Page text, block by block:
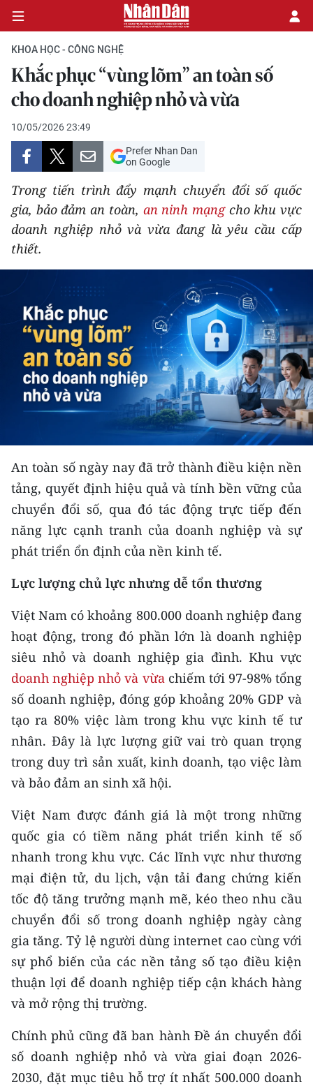
CHÍNH TRỊ
KINH TẾ
VĂN HÓA
XÃ HỘI
PHÁP LUẬT
THẾ GIỚI
THỂ THAO
GIÁO DỤC
Y TẾ
KHOA HỌC - CÔNG NGHỆ
MÔI TRƯỜNG
BẠN ĐỌC
KIỂM CHỨNG THÔNG TIN
CHƯƠNG TRÌNH OCOP - MỖI XÃ
MỘT SẢN PHẨM
RADIO
MEDIA CENTER
E-Magazine
Video
Media Chính trị
Media Kinh tế
Media Văn hóa
Media Xã hội
Media Pháp luật
Media Du lịch
Media Thế giới
Media Thể thao
Media Giáo dục
KHOA HỌC - CÔNG NGHỆ
Khắc phục “vùng lõm” an toàn số
cho doanh nghiệp nhỏ và vừa
10/05/2026 23:49
Prefer Nhan Dan
on Google
Trong tiến trình đẩy mạnh chuyển đổi số quốc
gia, bảo đảm an toàn, an ninh mạngcho khu vực
doanh nghiệp nhỏ và vừa đang là yêu cầu cấp
thiết.
An toàn số ngày nay đã trở thành điều kiện nền
tảng, quyết định hiệu quả và tính bền vững của
chuyển đổi số, qua đó tác động trực tiếp đến
năng lực cạnh tranh của doanh nghiệp và sự
phát triển ổn định của nền kinh tế.
Lực lượng chủ lực nhưng dễ tổn thương
Việt Nam có khoảng 800.000 doanh nghiệp đang
hoạt động, trong đó phần lớn là doanh nghiệp
siêu nhỏ và doanh nghiệp gia đình. Khu vực
doanh nghiệp nhỏ và vừachiếm tới 97-98% tổng
số doanh nghiệp, đóng góp khoảng 20% GDP và
tạo ra 80% việc làm trong khu vực kinh tế tư
nhân. Đây là lực lượng giữ vai trò quan trọng
trong duy trì sản xuất, kinh doanh, tạo việc làm
và bảo đảm an sinh xã hội.
Việt Nam được đánh giá là một trong những
quốc gia có tiềm năng phát triển kinh tế số
nhanh trong khu vực. Các lĩnh vực như thương
mại điện tử, du lịch, vận tải đang chứng kiến
tốc độ tăng trưởng mạnh mẽ, kéo theo nhu cầu
chuyển đổi số trong doanh nghiệp ngày càng
gia tăng. Tỷ lệ người dùng internet cao cùng với
sự phổ biến của các nền tảng số tạo điều kiện
thuận lợi để doanh nghiệp tiếp cận khách hàng
và mở rộng thị trường.
Chính phủ cũng đã ban hành Đề án chuyển đổi
số doanh nghiệp nhỏ và vừa giai đoạn 2026-
2030, đặt mục tiêu hỗ trợ ít nhất 500.000 doanh